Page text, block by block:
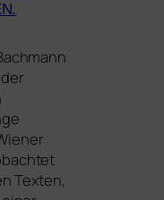
.
Texten,